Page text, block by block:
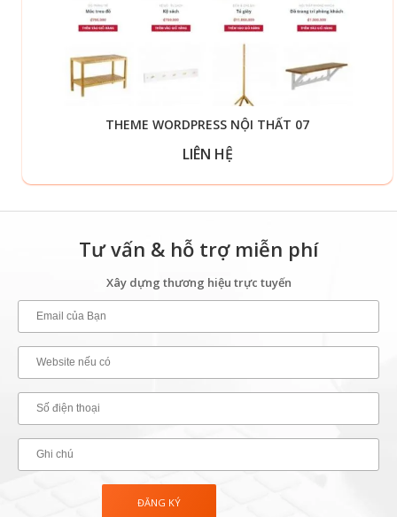
THEME WORDPRESS NỘI THẤT 07
LIÊN HỆ
Tư vấn & hỗ trợ miễn phí
Xây dựng thương hiệu trực tuyến